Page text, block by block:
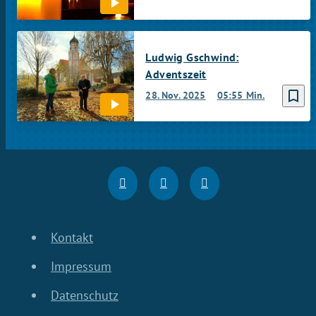
bookmark_border
28. Nov. 2025 05:55 Min.
Ludwig Gschwind:
Adventszeit
Kontakt
Impressum
Datenschutz